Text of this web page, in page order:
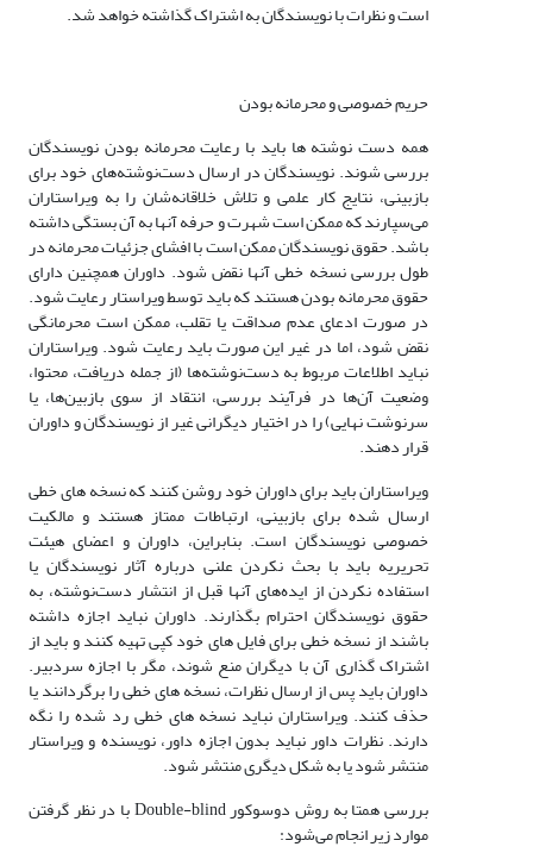
است و نظرات با نویسندگان به اشتراک گذاشته خواهد شد.
حریم خصوصی و محرمانه بودن
همه دست نوشته ها باید با رعایت محرمانه بودن نویسندگان
بررسی شوند. نویسندگان در ارسال دست‌نوشته‌های خود برای
بازبینی، نتایج کار علمی و تلاش خلاقانه‌شان را به ویراستاران
می‌سپارند که ممکن است شهرت و حرفه آنها به آن بستگی داشته
باشد. حقوق نویسندگان ممکن است با افشای جزئیات محرمانه در
طول بررسی نسخه خطی آنها نقض شود. داوران همچنین دارای
حقوق محرمانه بودن هستند که باید توسط ویراستار رعایت شود.
در صورت ادعای عدم صداقت یا تقلب، ممکن است محرمانگی
نقض شود، اما در غیر این صورت باید رعایت شود. ویراستاران
نباید اطلاعات مربوط به دست‌نوشته‌ها (از جمله دریافت، محتوا،
وضعیت آن‌ها در فرآیند بررسی، انتقاد از سوی بازبین‌ها، یا
سرنوشت نهایی) را در اختیار دیگرانی غیر از نویسندگان و داوران
قرار دهند.
ویراستاران باید برای داوران خود روشن کنند که نسخه های خطی
ارسال شده برای بازبینی، ارتباطات ممتاز هستند و مالکیت
خصوصی نویسندگان است. بنابراین، داوران و اعضای هیئت
تحریریه باید با بحث نکردن علنی درباره آثار نویسندگان یا
استفاده نکردن از ایده‌های آنها قبل از انتشار دست‌نوشته، به
حقوق نویسندگان احترام بگذارند. داوران نباید اجازه داشته
باشند از نسخه خطی برای فایل های خود کپی تهیه کنند و باید از
اشتراک گذاری آن با دیگران منع شوند، مگر با اجازه سردبیر.
داوران باید پس از ارسال نظرات، نسخه های خطی را برگردانند یا
حذف کنند. ویراستاران نباید نسخه های خطی رد شده را نگه
دارند. نظرات داور نباید بدون اجازه داور، نویسنده و ویراستار
منتشر شود یا به شکل دیگری منتشر شود.
بررسی همتا به روش دوسوکور Double-blind با در نظر گرفتن
موارد زیر انجام می‌شود: